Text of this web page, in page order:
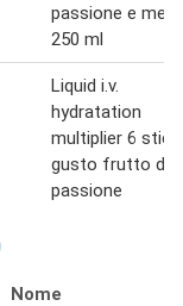
passione e mela
250 ml
Liquid i.v.
hydratation
multiplier 6 stick
gusto frutto
passione
Nome